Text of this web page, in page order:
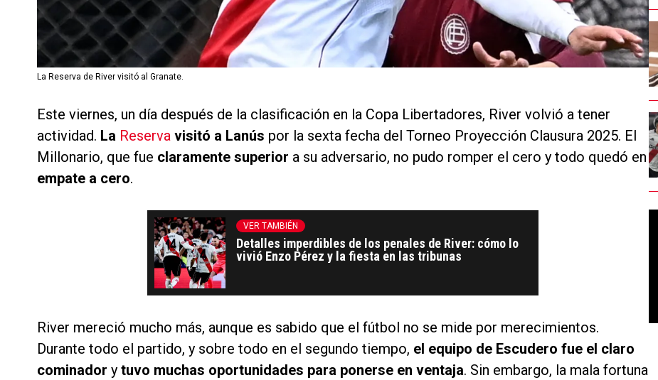
La Reserva de River visitó al Granate.
Este viernes, un día después de la clasificación en la Copa Libertadores, River volvió a tener
actividad. La Reserva visitó a Lanús por la sexta fecha del Torneo Proyección Clausura 2025. El
Millonario, que fue claramente superior a su adversario, no pudo romper el cero y todo quedó en
empate a cero.
VER TAMBIÉN
Detalles imperdibles de los penales de River: cómo lo
vivió Enzo Pérez y la fiesta en las tribunas
River mereció mucho más, aunque es sabido que el fútbol no se mide por merecimientos.
Durante todo el partido, y sobre todo en el segundo tiempo, el equipo de Escudero fue el claro
cominador y tuvo muchas oportunidades para ponerse en ventaja. Sin embargo, la mala fortuna